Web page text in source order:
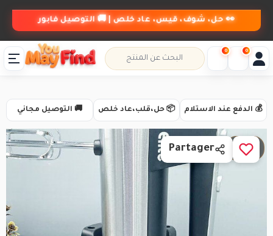
👀 حل، شوف، قيس، عاد خلص | 🚚 التوصيل فابور
🚚 التوصيل مجاني 📦 حل،قلب،عاد خلص 💰 الدفع عند الاستلام
1 / 2
Partager
0 0